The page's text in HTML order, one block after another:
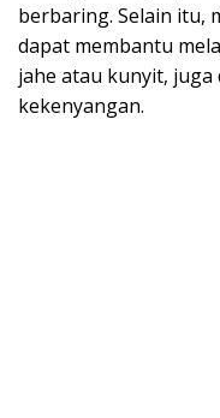
berbaring. Selain itu,
dapat membantu
jahe atau kunyit,
kekenyangan.